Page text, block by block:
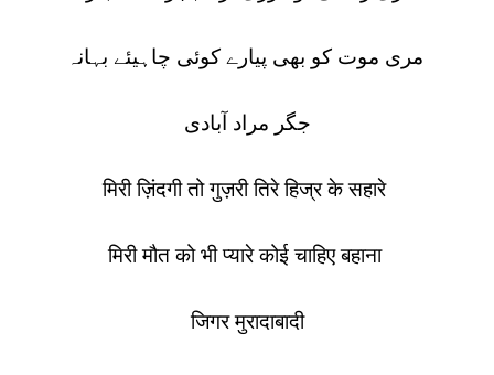
جگر مراد آبادی
मिरी ज़िंदगी तो गुज़री तिरे हिज्र के सहारे
मिरी मौत को भी प्यारे कोई चाहिए बहाना
जिगर मुरादाबादी